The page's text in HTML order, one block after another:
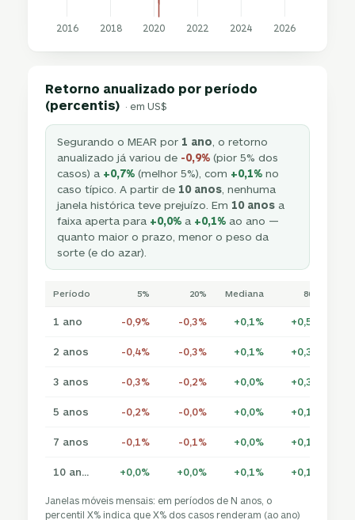
2016 2018 2020 2022 2024 2026
Retorno anualizado por período
(percentis) · em US$
Segurando o MEAR por 1 ano , o retorno
anualizado já variou de -0,9% (pior 5% dos
casos) a +0,7% (melhor 5%), com +0,1% no
caso típico. A partir de 10 anos , nenhuma
janela histórica teve prejuízo. Em 10 anos a
faixa aperta para +0,0% a +0,1% ao ano —
quanto maior o prazo, menor o peso da
sorte (e do azar).
Período 5% 20% Mediana 80%
1 ano -0,9% -0,3% +0,1% +0,5%
2 anos -0,4% -0,3% +0,1% +0,3%
3 anos -0,3% -0,2% +0,0% +0,3%
5 anos -0,2% -0,0% +0,0% +0,1%
7 anos -0,1% -0,1% +0,0% +0,1%
10 anos +0,0% +0,0% +0,1% +0,1%
Janelas móveis mensais: em períodos de N anos, o
percentil X% indica que X% dos casos renderam (ao ano)